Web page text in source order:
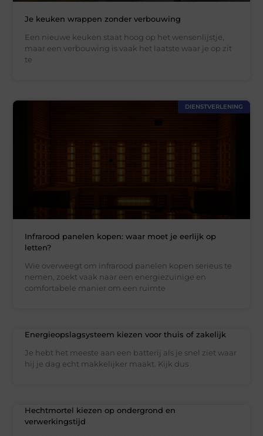
Je keuken wrappen zonder verbouwing
Een nieuwe keuken staat hoog op het wensenlijstje,
maar een verbouwing is vaak het laatste waar je op zit
te
DIENSTVERLENING
Infrarood panelen kopen: waar moet je eerlijk op
letten?
Wie overweegt om infrarood panelen kopen serieus te
nemen, zoekt vaak naar een energiezuinige en
comfortabele manier om een ruimte
Energieopslagsysteem kiezen voor thuis of zakelijk
Je hebt het meeste aan een batterij als je snel ziet waar
hij je dag echt makkelijker maakt. Kijk dus
Hechtmortel kiezen op ondergrond en
verwerkingstijd